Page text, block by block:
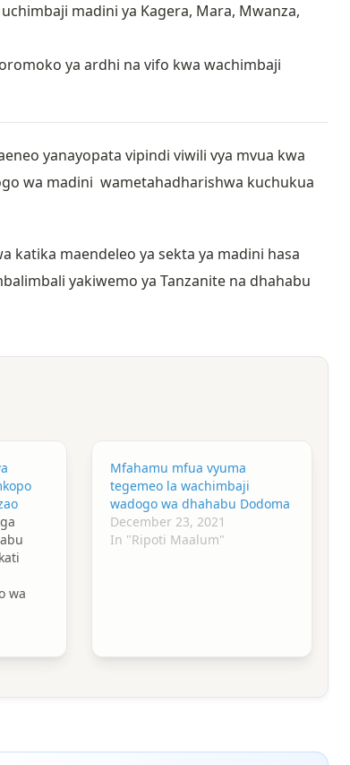
madini ya Kagera, Mara, Mwanza,
ya ardhi na vifo kwa wachimbaji
yanayopata vipindi viwili vya mvua kwa
wa madini wametahadharishwa kuchukua
katika maendeleo ya sekta ya madini hasa
yakiwemo ya Tanzanite na dhahabu
wa
Mfahamu mfua vyuma
tegemeo la wachimbaji
wadogo wa dhahabu Dodoma
December 23, 2021
In "Ripoti Maalum"